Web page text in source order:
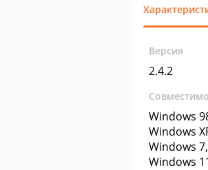
Версия
2.4.2
Windows
Windows
Windows
Windows